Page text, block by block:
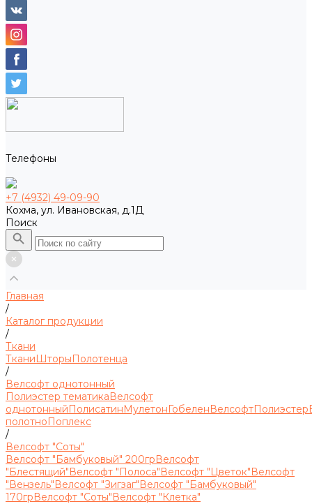
Телефоны
+7 (4932) 49-09-90
Кохма, ул. Ивановская, д.1Д
Поиск
Главная
/
Каталог продукции
/
Ткани
ТканиШторыПолотенца
/
Велсофт однотонный
Полиэстер тематикаВелсофт
однотонныйПолисатинМулетонГобеленВелсофтПолиэстер
полотноПоплекс
/
Велсофт "Соты"
Велсофт "Бамбуковый" 200грВелсофт
"Блестящий"Велсофт "Полоса"Велсофт "Цветок"Велсофт
"Вензель"Велсофт "Зигзаг"Велсофт "Бамбуковый"
170грВелсофт "Соты"Велсофт "Клетка"